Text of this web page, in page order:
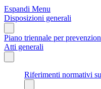
Espandi Menu
Disposizioni generali
Piano triennale per
Atti generali
Riferimenti normativi